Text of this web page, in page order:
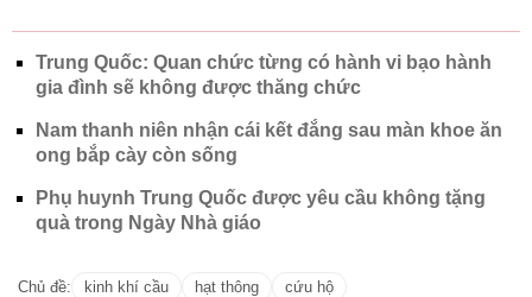
Trung Quốc: Quan chức từng có hành vi bạo hành
gia đình sẽ không được thăng chức
Nam thanh niên nhận cái kết đắng sau màn khoe ăn
ong bắp cày còn sống
Phụ huynh Trung Quốc được yêu cầu không tặng
quà trong Ngày Nhà giáo
Chủ đề: kinh khí cầu hạt thông cứu hộ